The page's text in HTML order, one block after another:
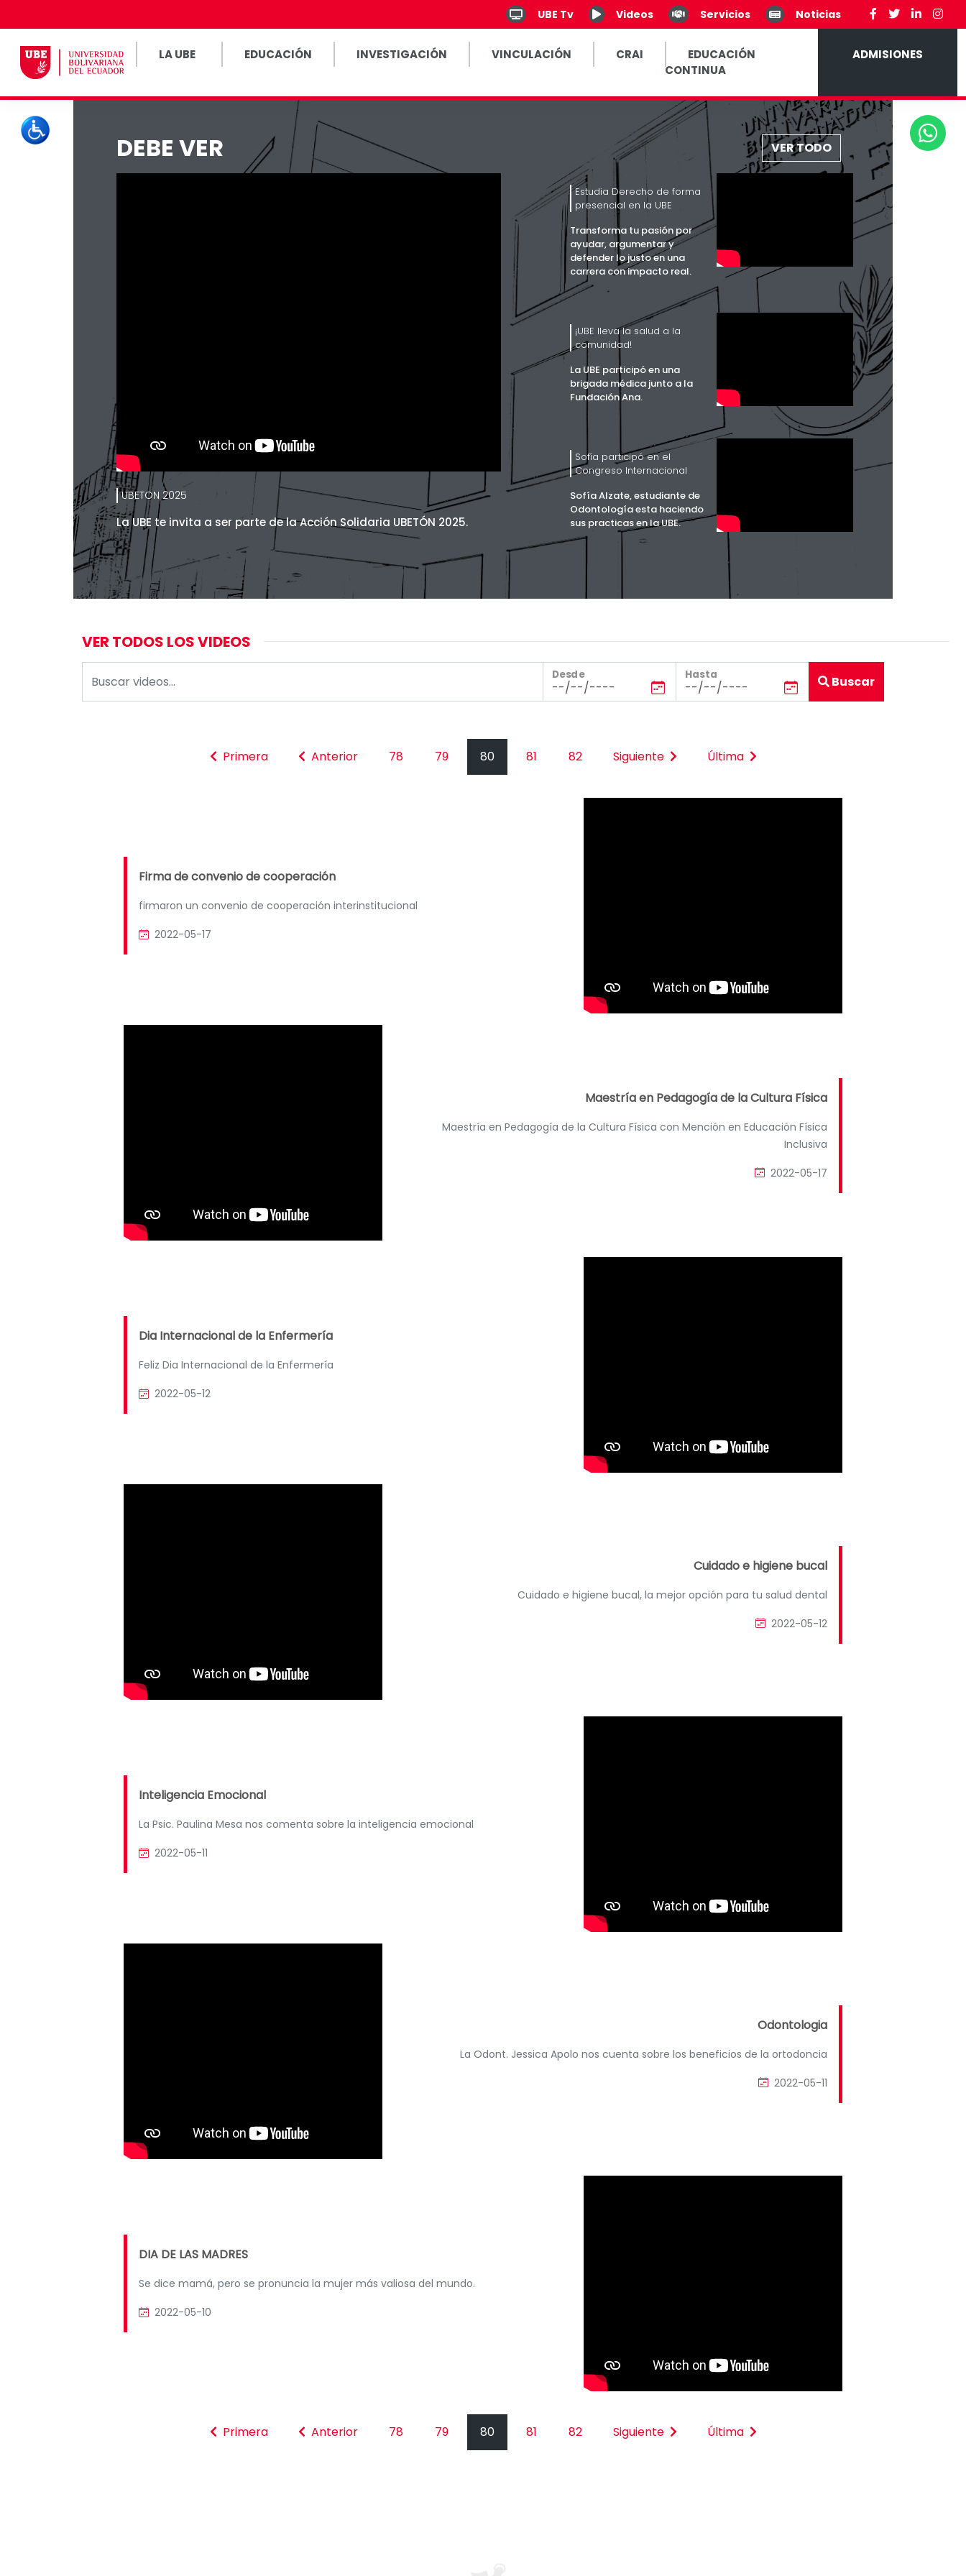
UBE Tv Videos Servicios Noticias
LA UBE EDUCACIÓN INVESTIGACIÓN VINCULACIÓN CRAI
EDUCACIÓN
CONTINUA
ADMISIONES
DEBE VER
UBETON 2025
La UBE te invita a ser parte de la Acción Solidaria UBETÓN 2025.
VER TODO
Estudia Derecho de forma
presencial en la UBE
Transforma tu pasión por
ayudar, argumentar y
defender lo justo en una
carrera con impacto real.
¡UBE lleva la salud a la
comunidad!
La UBE participó en una
brigada médica junto a la
Fundación Ana.
Sofía participó en el
Congreso Internacional
Sofía Alzate, estudiante de
Odontología esta haciendo
sus practicas en la UBE.
VER TODOS LOS VIDEOS
Desde Hasta Buscar
Primera Anterior 78 79 80 81 82 Siguiente Última
Firma de convenio de cooperación
firmaron un convenio de cooperación interinstitucional
2022-05-17
Maestría en Pedagogía de la Cultura Física
Maestría en Pedagogía de la Cultura Física con Mención en Educación Física
Inclusiva
2022-05-17
Dia Internacional de la Enfermería
Feliz Dia Internacional de la Enfermería
2022-05-12
Cuidado e higiene bucal
Cuidado e higiene bucal, la mejor opción para tu salud dental
2022-05-12
Inteligencia Emocional
La Psic. Paulina Mesa nos comenta sobre la inteligencia emocional
2022-05-11
Odontologia
La Odont. Jessica Apolo nos cuenta sobre los beneficios de la ortodoncia
2022-05-11
DIA DE LAS MADRES
Se dice mamá, pero se pronuncia la mujer más valiosa del mundo.
2022-05-10
Primera Anterior 78 79 80 81 82 Siguiente Última